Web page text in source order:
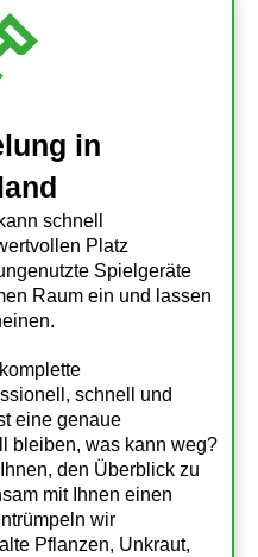
in
schnell
Platz
Spielgeräte
Raum ein und lassen
schnell und
eine genaue
bleiben, was kann weg?
den Überblick zu
mit Ihnen einen
wir
Pflanzen, Unkraut,